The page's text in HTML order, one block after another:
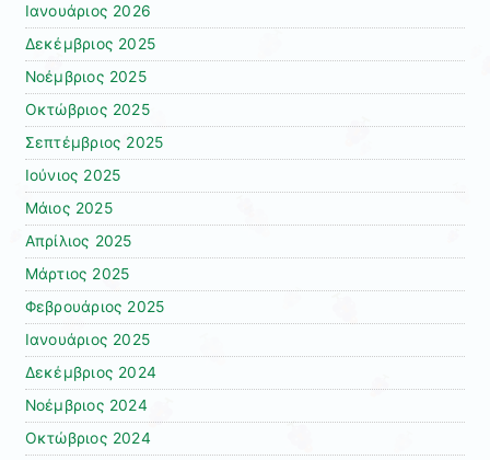
Ιανουάριος 2026
Δεκέμβριος 2025
Νοέμβριος 2025
Οκτώβριος 2025
Σεπτέμβριος 2025
Ιούνιος 2025
Μάιος 2025
Απρίλιος 2025
Μάρτιος 2025
Φεβρουάριος 2025
Ιανουάριος 2025
Δεκέμβριος 2024
Νοέμβριος 2024
Οκτώβριος 2024